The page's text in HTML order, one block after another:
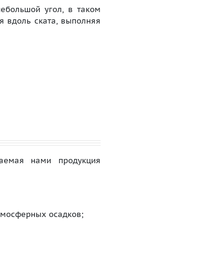
угол, в таком
вдоль ската, выполняя
нами продукция
осадков;